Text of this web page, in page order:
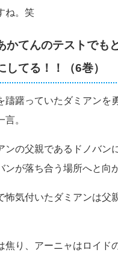
ね。笑
かてんのテストでも
してる！！（6巻）
躊躇っていたダミアンを
言。
ンの父親であるドノバン
ンが落ち合う場所へと向
怖気付いたダミアンは父
焦り、アーニャはロイド